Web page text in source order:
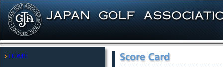
HOME